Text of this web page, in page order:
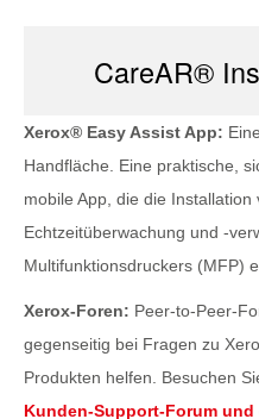
Xerox® Easy Assist App:
Handfläche. Eine praktische,
mobile App, die die Installation
Echtzeitüberwachung und -
Multifunktionsdruckers (MFP)
Xerox-Foren: Peer-to-Peer-
gegenseitig bei Fragen zu
Produkten helfen. Besuchen
Kunden-Support-Forum